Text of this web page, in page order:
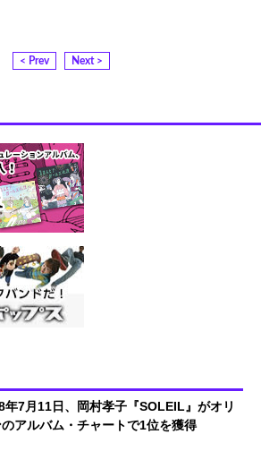
< Prev Next >
年7月11日、岡村孝子『SOLEIL』がオリ
のアルバム・チャートで1位を獲得